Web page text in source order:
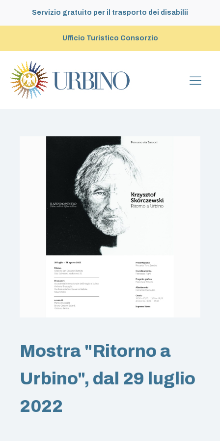
Servizio gratuito per il trasporto dei disabilii
Ufficio Turistico Consorzio
Mostra "Ritorno a
Urbino", dal 29 luglio
2022